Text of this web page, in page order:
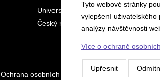
Universitas
Český rozhlas sever
Ochrana osobních údajů Nastavení cookies
Tyto webové stránky
vylepšení uživatelského
analýzy návštěvnosti
Více o ochraně
Upřesnit